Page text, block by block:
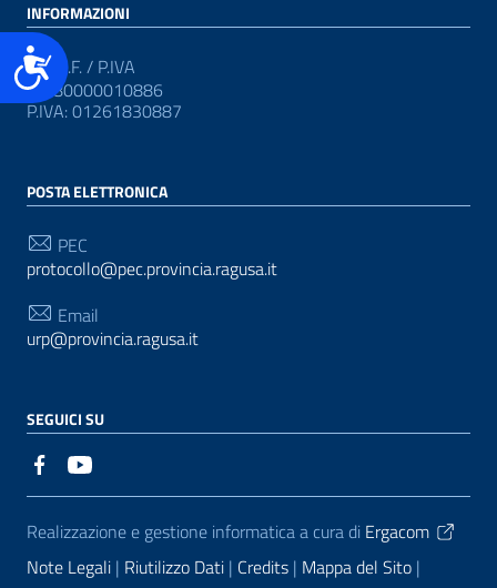
Accessibilità
INFORMAZIONI
C.F. / P.IVA
CF: 80000010886
P.IVA: 01261830887
POSTA ELETTRONICA
PEC
protocollo@pec.provincia.ragusa.it
Email
urp@provincia.ragusa.it
SEGUICI SU
Sezione Link Utili
Realizzazione e gestione informatica a cura di Ergacom
Note Legali Riutilizzo Dati Credits Mappa del Sito